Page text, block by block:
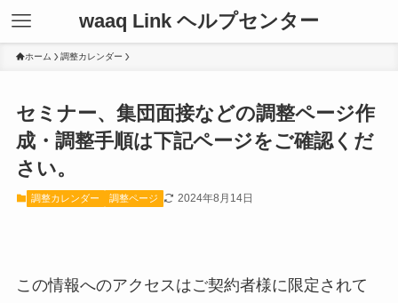
waaq Link ヘルプセンター
ホーム 調整カレンダー
セミナー、集団面接などの調整ページ作
成・調整手順は下記ページをご確認くだ
さい。
調整カレンダー 調整ページ 2024年8月14日
この情報へのアクセスはご契約者様に限定されて